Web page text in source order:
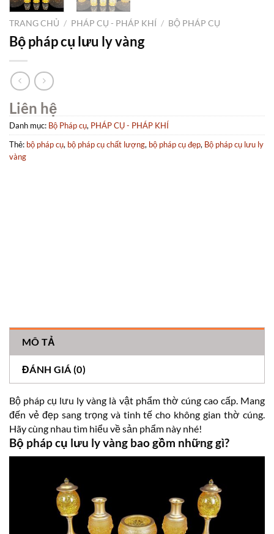
TRANG CHỦ / PHÁP CỤ - PHÁP KHÍ / BỘ PHÁP CỤ
Bộ pháp cụ lưu ly vàng
Liên hệ
Danh mục: Bộ Pháp cụ, PHÁP CỤ - PHÁP KHÍ
Thẻ: bộ pháp cụ, bộ pháp cụ chất lượng, bộ pháp cụ đẹp, Bộ pháp cụ lưu ly
vàng
MÔ TẢ
ĐÁNH GIÁ (0)
Bộ pháp cụ lưu ly vàng là vật phẩm thờ cúng cao cấp. Mang
đến vẻ đẹp sang trọng và tinh tế cho không gian thờ cúng.
Hãy cùng nhau tìm hiểu về sản phẩm này nhé!
Bộ pháp cụ lưu ly vàng bao gồm những gì?